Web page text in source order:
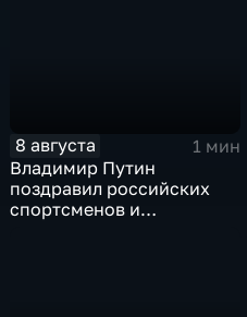
8 августа
1 мин
Владимир Путин
поздравил российских
спортсменов и